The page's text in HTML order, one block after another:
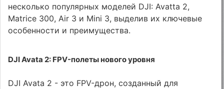
несколько популярных моделей DJI: Avatta 2,
Matrice 300, Air 3 и Mini 3, выделив их ключевые
особенности и преимущества.
DJI Avata 2: FPV-полеты нового уровня
DJI Avata 2 - это FPV-дрон, созданный для